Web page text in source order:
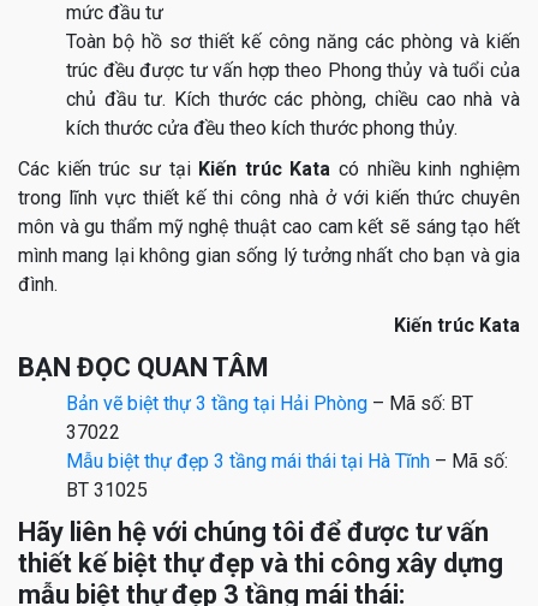
mức đầu tư
Toàn bộ hồ sơ thiết kế công năng các phòng và kiến
trúc đều được tư vấn hợp theo Phong thủy và tuổi của
chủ đầu tư. Kích thước các phòng, chiều cao nhà và
kích thước cửa đều theo kích thước phong thủy.
Các kiến trúc sư tại Kiến trúc Kata có nhiều kinh nghiệm
trong lĩnh vực thiết kế thi công nhà ở với kiến thức chuyên
môn và gu thẩm mỹ nghệ thuật cao cam kết sẽ sáng tạo hết
mình mang lại không gian sống lý tưởng nhất cho bạn và gia
đình.
Kiến trúc Kata
BẠN ĐỌC QUAN TÂM
Bản vẽ biệt thự 3 tầng tại Hải Phòng – Mã số: BT
37022
Mẫu biệt thự đẹp 3 tầng mái thái tại Hà Tĩnh – Mã số:
BT 31025
Hãy liên hệ với chúng tôi để được tư vấn
thiết kế biệt thự đẹp và thi công xây dựng
mẫu biệt thự đẹp 3 tầng mái thái: